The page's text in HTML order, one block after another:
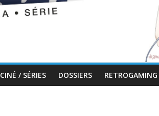
CINÉ / SÉRIES DOSSIERS RETROGAMING